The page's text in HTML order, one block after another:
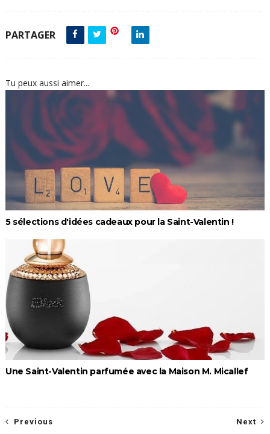
PARTAGER
Tu peux aussi aimer...
5 sélections d'idées cadeaux pour la Saint-Valentin !
Une Saint-Valentin parfumée avec la Maison M. Micallef
Next
Previous